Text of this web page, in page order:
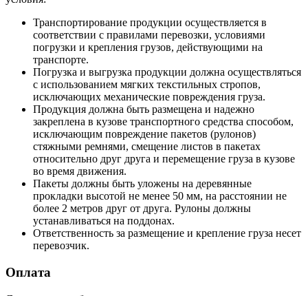
Транспортирование продукции осуществляется в
соответствии с правилами перевозки, условиями
погрузки и крепления грузов, действующими на
транспорте.
Погрузка и выгрузка продукции должна осуществляться
с использованием мягких текстильных стропов,
исключающих механические повреждения груза.
Продукция должна быть размещена и надежно
закреплена в кузове транспортного средства способом,
исключающим повреждение пакетов (рулонов)
стяжными ремнями, смещение листов в пакетах
относительно друг друга и перемещение груза в кузове
во время движения.
Пакеты должны быть уложены на деревянные
прокладки высотой не менее 50 мм, на расстоянии не
более 2 метров друг от друга. Рулоны должны
устанавливаться на поддонах.
Ответственность за размещение и крепление груза несет
перевозчик.
Оплата